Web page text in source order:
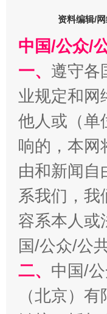
习近平的博
“刷贴”
资料编辑/
中国/公众/
一、 遵守各
业规定和网
他人或（单
响的，本网
由和新闻自
系我们，我
容系本人或
国/公众/公
二、 中国/
（北京）